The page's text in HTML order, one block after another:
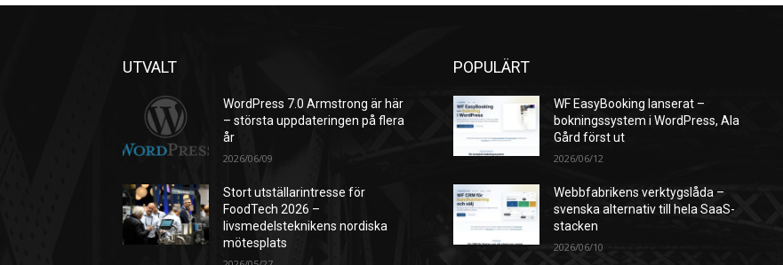
UTVALT
WordPress 7.0 Armstrong är här
– största uppdateringen på flera
år
2026/06/09
Stort utställarintresse för
FoodTech 2026 –
livsmedelsteknikens nordiska
mötesplats
POPULÄRT
WF EasyBooking lanserat –
bokningssystem i WordPress, Ala
Gård först ut
2026/06/12
Webbfabrikens verktygslåda –
svenska alternativ till hela SaaS-
stacken
2026/06/10